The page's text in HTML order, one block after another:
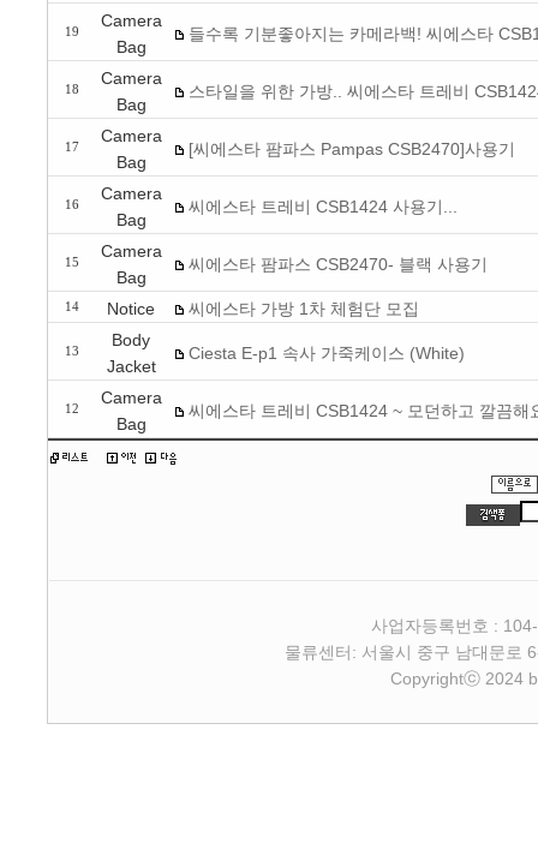
19
Camera
Bag
들수록 기분좋아지는 카메라백! 씨에스타
18
Camera
Bag
스타일을 위한 가방.. 씨에스타 트레비
17
Camera
Bag
[씨에스타 팜파스 Pampas CSB2470]사용기
16
Camera
Bag
씨에스타 트레비 CSB1424 사용기...
15
Camera
Bag
씨에스타 팜파스 CSB2470- 블랙 사용기
14 Notice 씨에스타 가방 1차 체험단 모집
13
Body
Jacket
Ciesta E-p1 속사 가죽케이스 (White)
12
Camera
Bag
씨에스타 트레비 CSB1424 ~ 모던하고 깔끔해
사업자등록번호 :
물류센터: 서울시 중구 남대문로
Copyrightⓒ 2024